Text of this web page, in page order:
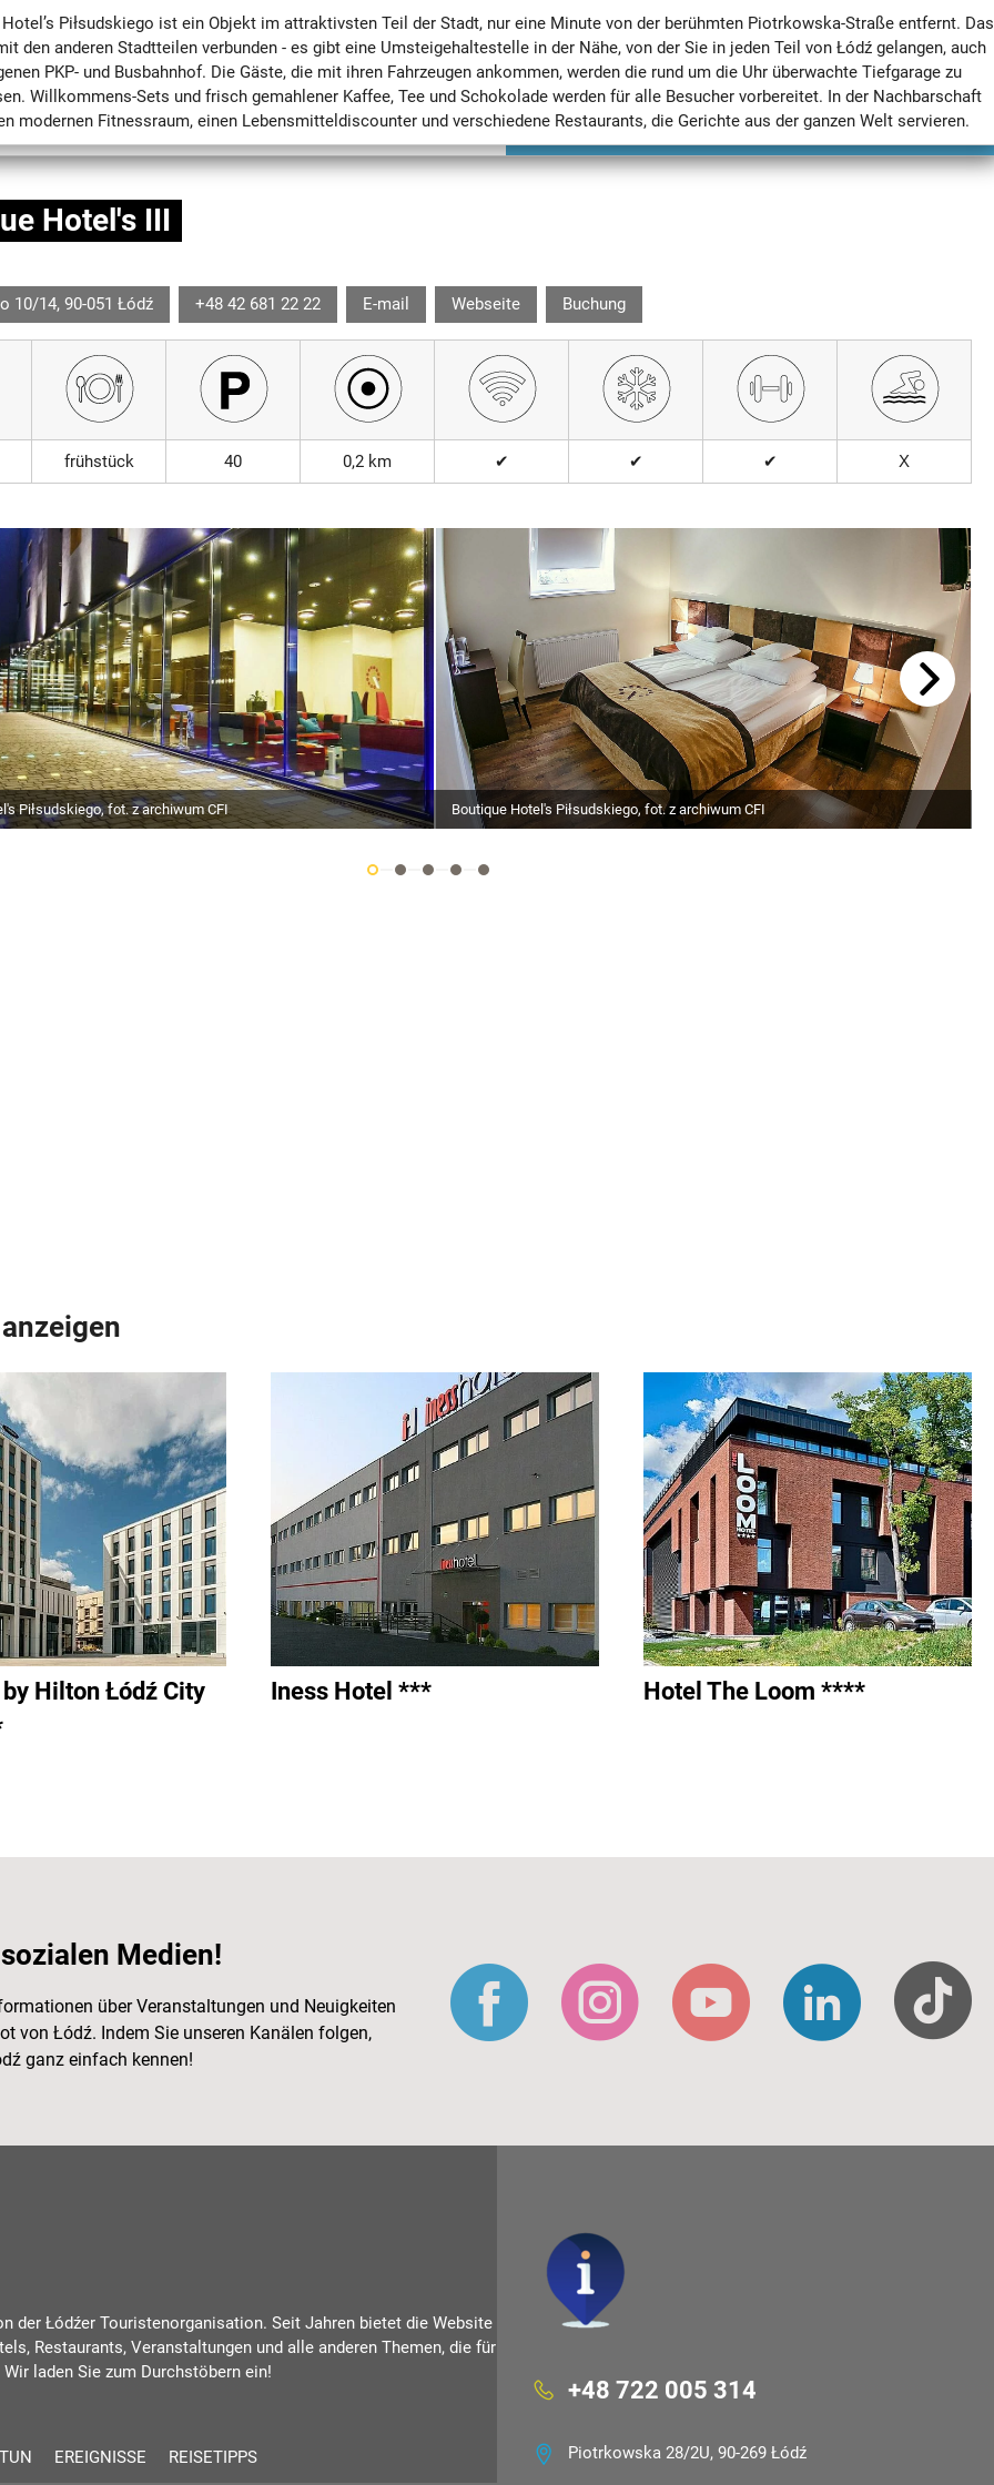
PL EN FR DE RU UA CZ
Hotel's III
10/14, 90-051 Łódź +48 42 681 22 22 E-mail Webseite Buchung
frühstück 40 0,2 km ✔ ✔ ✔ Х
Piłsudskiego, fot. z archiwum CFI Boutique Hotel's Piłsudskiego, fot. z archiwum CFI
Piłsudskiego ist ein Objekt im attraktivsten Teil der Stadt, nur eine Minute von der berühmten Piotrkowska-Straße entfernt. Das
den anderen Stadtteilen verbunden - es gibt eine Umsteigehaltestelle in der Nähe, von der Sie in jeden Teil von Łódź gelangen, auch
PKP- und Busbahnhof. Die Gäste, die mit ihren Fahrzeugen ankommen, werden die rund um die Uhr überwachte Tiefgarage zu
Willkommens-Sets und frisch gemahlener Kaffee, Tee und Schokolade werden für alle Besucher vorbereitet. In der Nachbarschaft
modernen Fitnessraum, einen Lebensmitteldiscounter und verschiedene Restaurants, die Gerichte aus der ganzen Welt servieren.
Hilton Łódź City
Iness Hotel *** Hotel The Loom ****
Medien!
über Veranstaltungen und Neuigkeiten
von Łódź. Indem Sie unseren Kanälen folgen,
ganz einfach kennen!
der Łódźer Touristenorganisation. Seit Jahren bietet die Website
Restaurants, Veranstaltungen und alle anderen Themen, die für
laden Sie zum Durchstöbern ein!
EREIGNISSE REISETIPPS
+48 722 005 314
Piotrkowska 28/2U, 90-269 Łódź